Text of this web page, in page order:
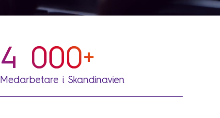
4 000+
Medarbetare i Skandinavien